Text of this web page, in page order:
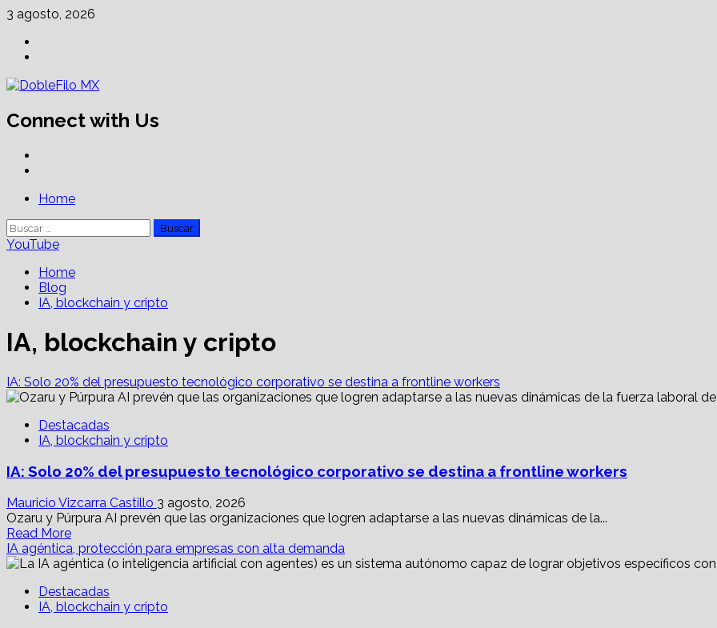
Skip
content
3 agosto, 2026
Connect with Us
PrimaryHome
Buscar:
YouTube
Home
Blog
IA, blockchain y cripto
IA, blockchain y cripto
IA: Solo 20% del presupuesto tecnológico corporativo se destina a frontline workers
Destacadas
IA, blockchain y cripto
IA: Solo 20% del presupuesto tecnológico corporativo se destina a frontline workers
Mauricio Vizcarra Castillo 3 agosto, 2026
Ozaru y Púrpura AI prevén que las organizaciones que logren adaptarse a las nuevas dinámicas de la...
Read MoreRead
more
about
Solo
20%
IA agéntica, protección para empresas con alta demanda
Destacadas
IA, blockchain y cripto